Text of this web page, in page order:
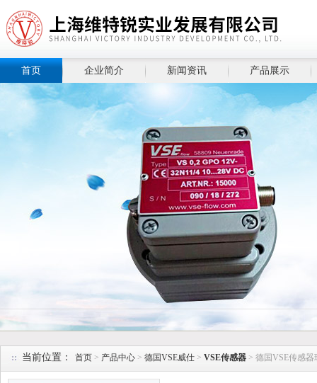
上海维特锐实业发展有限公司
首页 企业简介 新闻资讯 产品展示
当前位置： 首页 > 产品中心 > 德国VSE威仕 > VSE传感器 > 德国VSE传感器